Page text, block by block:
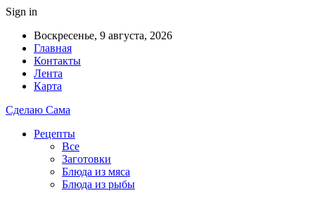
Sign in
Воскресенье, 9 августа, 2026
Главная
Контакты
Лента
Карта
Сделаю Сама
Рецепты
Все
Заготовки
Блюда из мяса
Блюда из рыбы